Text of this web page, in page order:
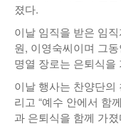
졌다.
이날 임직을 받은 임
원, 이영숙씨이며 그
명열 장로는 은퇴식을
이날 행사는 찬양단의
리고 “예수 안에서 함
과 은퇴식을 함께 가졌